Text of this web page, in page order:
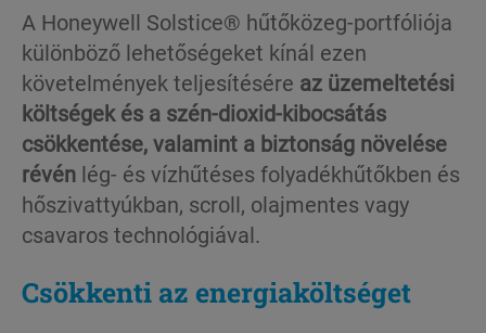
A Honeywell Solstice® hűtőközeg-portfóliója
különböző lehetőségeket kínál ezen
követelmények teljesítésére az üzemeltetési
költségek és a szén-dioxid-kibocsátás
csökkentése, valamint a biztonság növelése
révén lég- és vízhűtéses folyadékhűtőkben és
hőszivattyúkban, scroll, olajmentes vagy
csavaros technológiával.
Csökkenti az energiaköltséget